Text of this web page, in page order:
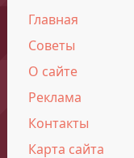
Главная
Советы
О сайте
Реклама
Контакты
Карта сайта